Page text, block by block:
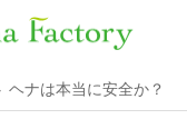
ヘナは本当に安全か？